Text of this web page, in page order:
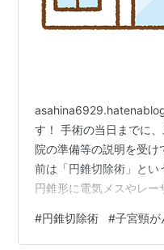
す！ 手術の当日までに
院の準備等の説明を受け
前は「円錐切除術」と
円錐形に電気メスやレー
日は21時以降絶食で、当
ッケーでした。 私が入
#円錐切除術 #子宮頸が